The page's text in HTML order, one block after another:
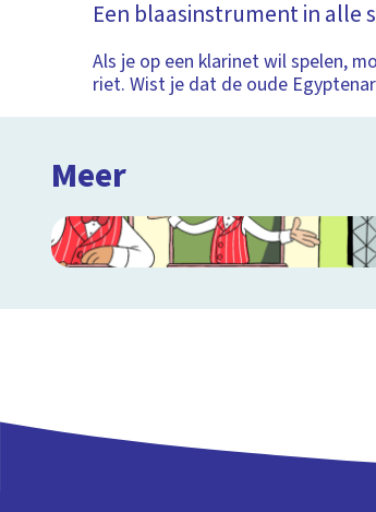
Een blaasinstrument in alle
Als je op een klarinet wil spelen,
riet. Wist je dat de oude
Meer